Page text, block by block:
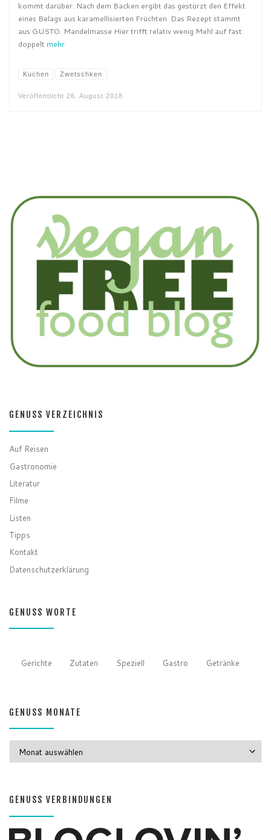
kommt darüber. Nach dem Backen ergibt das gestürzt den Effekt
eines Belags aus karamellisierten Früchten. Das Rezept stammt
aus GUSTO. Mandelmasse Hier trifft relativ wenig Mehl auf fast
doppelt mehr
Kuchen Zwetschken
Veröffentlicht 26. August 2018
GENUSS VERZEICHNIS
Auf Reisen
Gastronomie
Literatur
Filme
Listen
Tipps
Kontakt
Datenschutzerklärung
GENUSS WORTE
Gerichte Zutaten Speziell Gastro Getränke
GENUSS MONATE
GENUSS VERBINDUNGEN